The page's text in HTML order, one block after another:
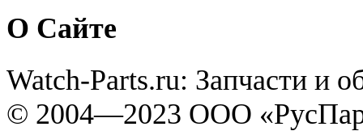
О Сайте
Watch-Parts.ru: Запчасти и
© 2004—2023 ООО